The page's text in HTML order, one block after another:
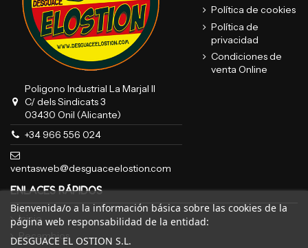
Poligono Industrial La Marjal II
C/ dels Sindicats 3
03430 Onil (Alicante)
+34 966 556 024
ventasweb@desguaceelostion.com
Política de cookies
Política de
privacidad
Condiciones de
venta Online
ENLACES RÁPIDOS
Inicio
Recambios
Bienvenida/o a la información básica sobre las cookies de la
página web responsabilidad de la entidad:
DESGUACE EL OSTION S.L.